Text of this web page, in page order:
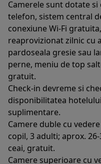
Camerele sunt dotate
telefon, sistem central
conexiune Wi-Fi
reaprovizionat zilnic cu
pardoseala gresie sau
perne, meniu de top
gratuit.
Check-in devreme si
disponibilitatea
suplimentare.
Camere duble cu
copil, 3 adulti; aprox.
ceai, gratuit.
Camere superioare cu